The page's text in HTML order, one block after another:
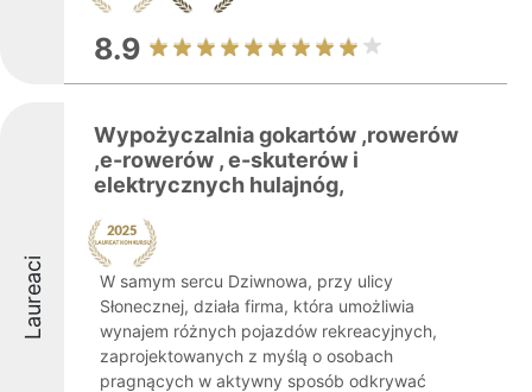
8.9
Laureaci
Wypożyczalnia gokartów ,rowerów
,e-rowerów , e-skuterów i
elektrycznych hulajnóg,
W samym sercu Dziwnowa, przy ulicy
Słonecznej, działa firma, która umożliwia
wynajem różnych pojazdów rekreacyjnych,
zaprojektowanych z myślą o osobach
pragnących w aktywny sposób odkrywać